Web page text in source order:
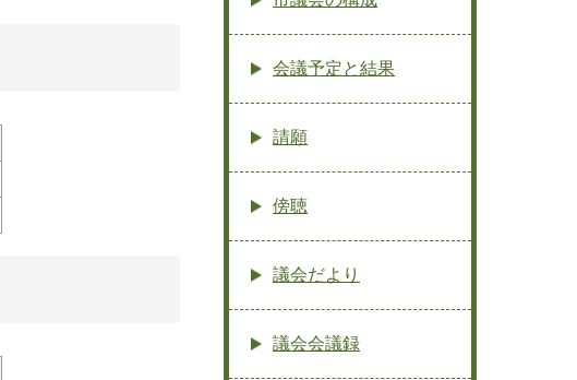
会議予定と結果
請願
傍聴
議会だより
議会会議録